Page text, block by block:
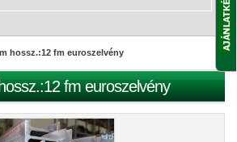
lenyitása
hossz.:12 fm euroszelvény
fm euroszelvény